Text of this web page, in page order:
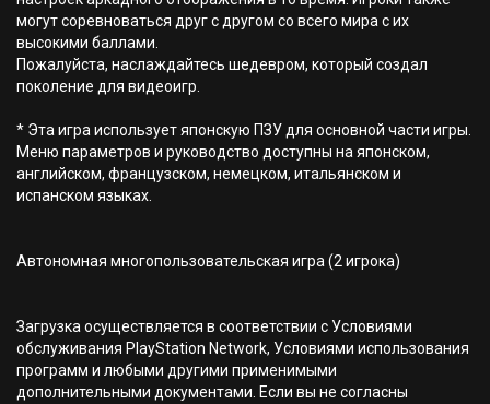
могут соревноваться друг с другом со всего мира с их
высокими баллами.
Пожалуйста, наслаждайтесь шедевром, который создал
поколение для видеоигр.
* Эта игра использует японскую ПЗУ для основной части игры.
Меню параметров и руководство доступны на японском,
английском, французском, немецком, итальянском и
испанском языках.
Автономная многопользовательская игра (2 игрока)
Загрузка осуществляется в соответствии с Условиями
обслуживания PlayStation Network, Условиями использования
программ и любыми другими применимыми
дополнительными документами. Если вы не согласны